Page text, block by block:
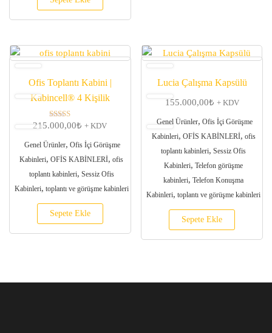
Ofis Toplantı Kabini |
Kabincell® 4 Kişilik
5 üzerinden
oy aldı
215.000,00₺ + KDV
Genel Ürünler, Ofis İçi Görüşme
Kabinleri, OFİS KABİNLERİ, ofis
toplantı kabinleri, Sessiz Ofis
Kabinleri, toplantı ve görüşme kabinleri
Sepete Ekle
Lucia Çalışma Kapsülü
155.000,00₺ + KDV
Genel Ürünler, Ofis İçi Görüşme
Kabinleri, OFİS KABİNLERİ, ofis
toplantı kabinleri, Sessiz Ofis
Kabinleri, Telefon görüşme
kabinleri, Telefon Konuşma
Kabinleri, toplantı ve görüşme kabinleri
Sepete Ekle